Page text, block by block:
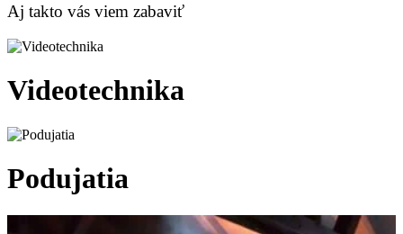
Aj takto vás viem zabaviť
Videotechnika
Podujatia